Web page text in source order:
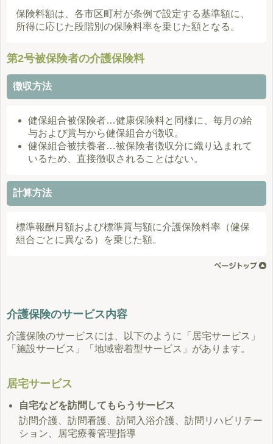
保険料額は、各市区町村が条例で設定する基準額に、
所得に応じた段階別の保険料率を乗じた額となる。
第2号被保険者の介護保険料
徴収方法
健保組合被保険者…健康保険料と同様に、毎月の給
与および賞与から健保組合が徴収。
健保組合被扶養者…被保険者徴収分に織り込まれて
いるため、直接徴収されることはない。
計算方法
標準報酬月額および標準賞与額に介護保険料率（健保
組合ごとに異なる）を乗じた額。
介護保険のサービス内容
介護保険のサービスには、以下のように「居宅サービス」
「施設サービス」「地域密着型サービス」があります。
居宅サービス
自宅などを訪問してもらうサービス
訪問介護、訪問看護、訪問入浴介護、訪問リハビリテー
ション、居宅療養管理指導